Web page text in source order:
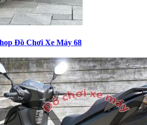
Đồ Chơi Xe Máy 68